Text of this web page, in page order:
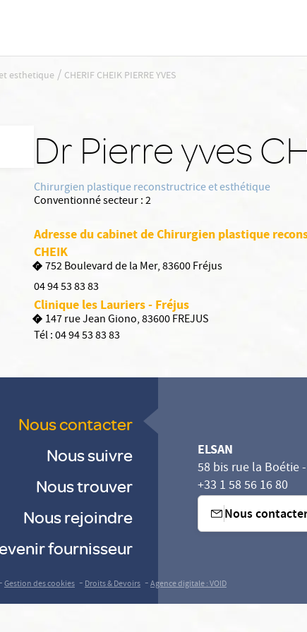
esthetique/ CHERIF CHEIK PIERRE YVES
Dr Pierre yves
Chirurgien plastique reconstructrice et esthétique
Conventionné secteur :2
Adresse du cabinet de Chirurgien plastique
CHEIK
752 Boulevard de la Mer, 83600 Fréjus
04 94 53 83 83
Clinique les Lauriers - Fréjus
147 rue Jean Giono, 83600 FREJUS
Tél :04 94 53 83 83
Nous contacter
Nous suivre
Nous trouver
Nous rejoindre
fournisseur
ELSAN
58 bis rue la Boétie
+33 1 58 56 16 80
Nous
Gestion des cookies -Droits & Devoirs -Agence digitale : VOID